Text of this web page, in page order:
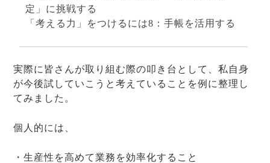
定」に挑戦する
「考える力」をつけるには8：手帳を活用する
実際に皆さんが取り組む際の叩き台として、私自身
が今後試していこうと考えていることを例に整理し
てみました。
個人的には、
・生産性を高めて業務を効率化すること